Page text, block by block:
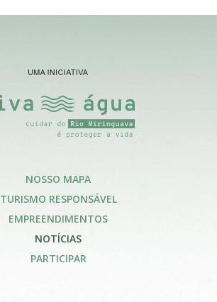
NOSSO MAPA
TURISMO RESPONSÁVEL
EMPREENDIMENTOS
NOTÍCIAS
PARTICIPAR